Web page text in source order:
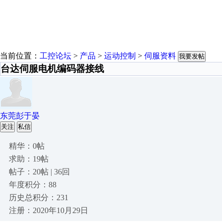
当前位置： 工控论坛 > 产品 > 运动控制 > 伺服资料 我要发帖
台达伺服电机编码器接线
东莞彭于晏
关注 私信
精华：0帖
求助：19帖
帖子：20帖 | 36回
年度积分：88
历史总积分：231
注册：2020年10月29日